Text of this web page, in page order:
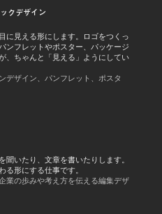
クデザイン
に見える形にします。ロゴをつくっ
ンフレットやポスター、パッケージ
、ちゃんと「見える」ようにしてい
デザイン、パンフレット、ポスタ
聞いたり、文章を書いたりします。
る形にする仕事です。
業の歩みや考え方を伝える編集デザ